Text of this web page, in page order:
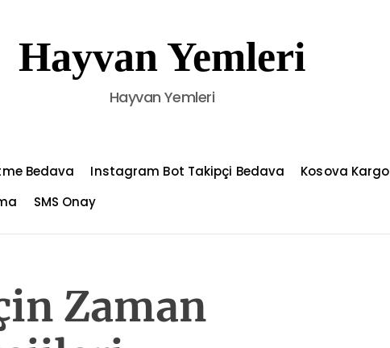
Hayvan Yemleri
Hayvan Yemleri
Bedava Instagram Bot Takipçi Bedava Kosova Kargo
SMS Onay
Zaman